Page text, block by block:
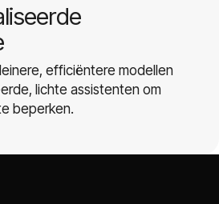
efficiëntere modellen
lichte assistenten om
beperken.